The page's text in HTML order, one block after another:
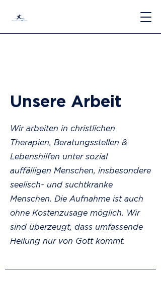
Unsere Arbeit
Wir arbeiten in christlichen
Therapien, Beratungsstellen &
Lebenshilfen unter sozial
auffälligen Menschen, insbesondere
seelisch- und suchtkranke
Menschen. Die Aufnahme ist auch
ohne Kostenzusage möglich. Wir
sind überzeugt, dass umfassende
Heilung nur von Gott kommt.